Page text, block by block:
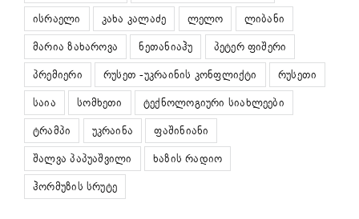
ისრაელი
კახა კალაძე ლელო
ლიბანი
მარია ზახაროვა
ნეთანიაჰუ
პეტერ ფიშერი
პრემიერი
რუსეთ -უკრაინის კონფლიქტი
რუსეთი
საია
სომხეთი
ტექნოლოგიური სიახლეები
ტრამპი
უკრაინა
ფაშინიანი
შალვა პაპუაშვილი
ხაზის რადიო
ჰორმუზის სრუტე